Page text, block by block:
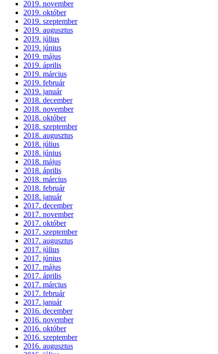
2019. november
2019. október
2019. szeptember
2019. augusztus
2019. július
2019. június
2019. május
2019. április
2019. március
2019. február
2019. január
2018. december
2018. november
2018. október
2018. szeptember
2018. augusztus
2018. július
2018. június
2018. május
2018. április
2018. március
2018. február
2018. január
2017. december
2017. november
2017. október
2017. szeptember
2017. augusztus
2017. július
2017. június
2017. május
2017. április
2017. március
2017. február
2017. január
2016. december
2016. november
2016. október
2016. szeptember
2016. augusztus